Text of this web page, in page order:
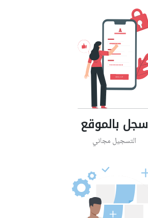
سجل بالموقع
التسجيل مجاني